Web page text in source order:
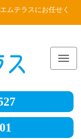
ムテラスにお任せく